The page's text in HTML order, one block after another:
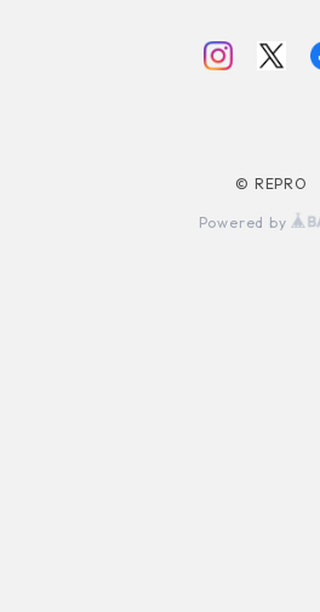
© REPRO
Powered by